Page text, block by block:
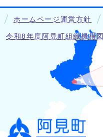
ホームページ運営方針
令和8年度阿見町組織機構図